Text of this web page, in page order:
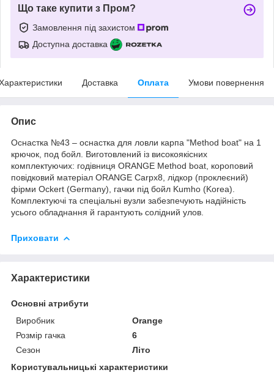
Що таке купити з Пром?
Замовлення під захистом
Доступна доставка
Доставка Оплата Умови повернення
Опис
Оснастка №43 – оснастка для ловли карпа "Method boat" на 1
крючок, под бойл. Виготовлений із високоякісних
комплектуючих: годівниця ORANGE Method boat, короповий
повідковий матеріал ORANGE Carpx8, лідкор (проклеєний)
фірми Ockert (Germany), гачки під бойл Kumho (Korea).
Комплектуючі та спеціальні вузли забезпечують надійність
усього обладнання й гарантують солідний улов.
Приховати
Характеристики
Основні атрибути
Виробник
Orange
Розмір гачка
6
Сезон
Літо
Користувальницькі характеристики